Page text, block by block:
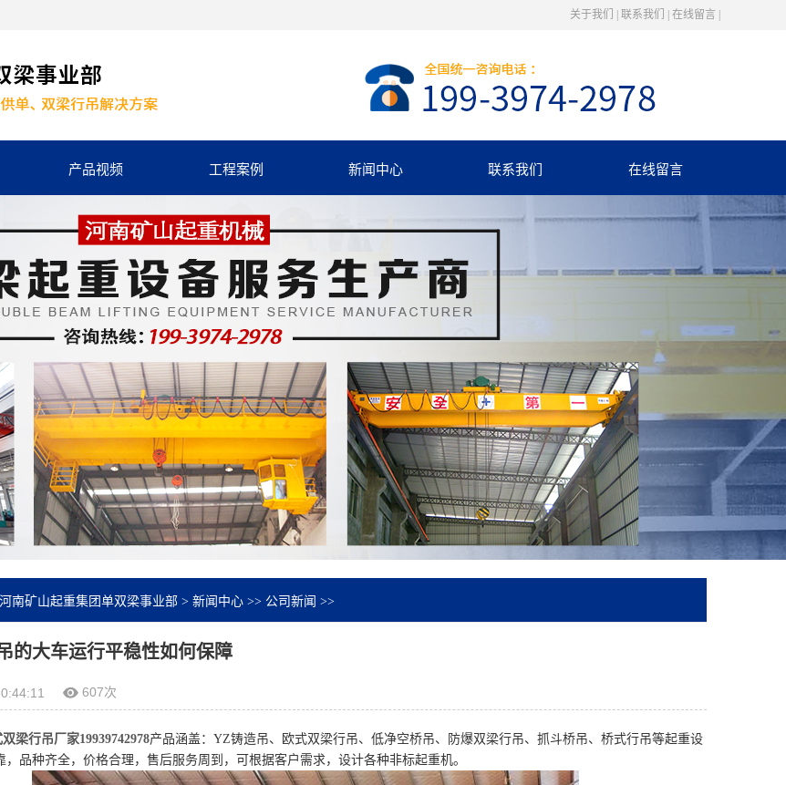
关于我们 联系我们 在线留言
产品视频 工程案例 新闻中心 联系我们 在线留言
河南矿山起重集团单双梁事业部 > 新闻中心 >> 公司新闻 >>
的大车运行平稳性如何保障
607次
梁行吊厂家19939742978产品涵盖：YZ铸造吊、欧式双梁行吊、低净空桥吊、防爆双梁行吊、抓斗桥吊、桥式行吊等起重设
，品种齐全，价格合理，售后服务周到，可根据客户需求，设计各种非标起重机。